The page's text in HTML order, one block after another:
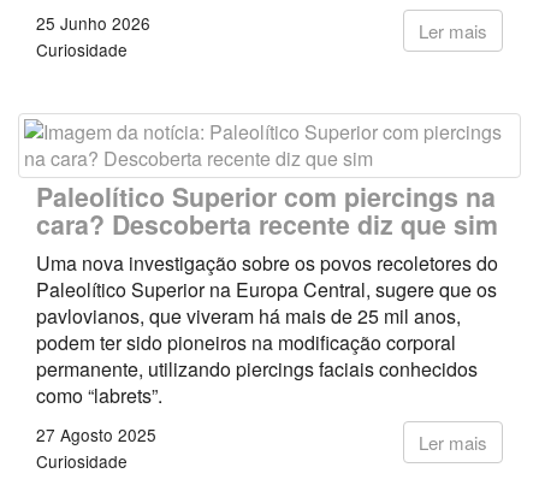
Ler mais
25 Junho 2026
Curiosidade
Paleolítico Superior com piercings na
cara? Descoberta recente diz que sim
Uma nova investigação sobre os povos recoletores do
Paleolítico Superior na Europa Central, sugere que os
pavlovianos, que viveram há mais de 25 mil anos,
podem ter sido pioneiros na modificação corporal
permanente, utilizando piercings faciais conhecidos
como “labrets”.
Ler mais
27 Agosto 2025
Curiosidade